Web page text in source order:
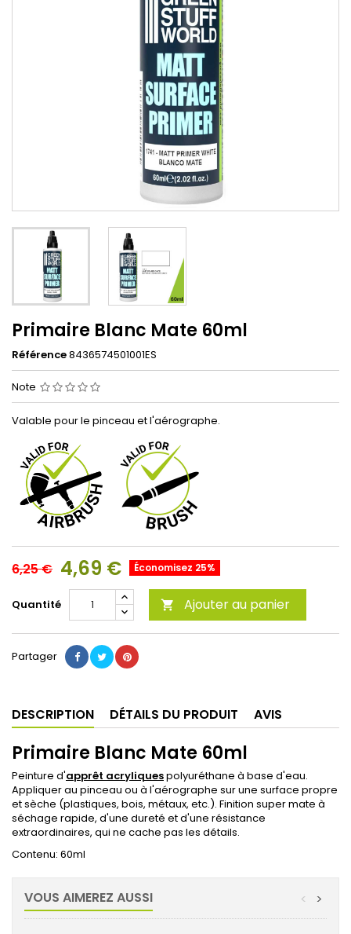
Primaire Blanc Mate 60ml
Référence8436574501001ES
Note
Valable pour le pinceau et l'aérographe.
6,25 € 4,69 € Économisez 25%
Quantité  Ajouter au panier
Partager
DESCRIPTION DÉTAILS DU PRODUIT AVIS
Primaire Blanc Mate 60ml
Peinture d'apprêt acryliquespolyuréthane à base d'eau.
Appliquer au pinceau ou à l'aérographe sur une surface propre
et sèche (plastiques, bois, métaux, etc.). Finition super mate à
séchage rapide, d'une dureté et d'une résistance
extraordinaires, qui ne cache pas les détails.
Contenu: 60ml
VOUS AIMEREZ AUSSI >
<